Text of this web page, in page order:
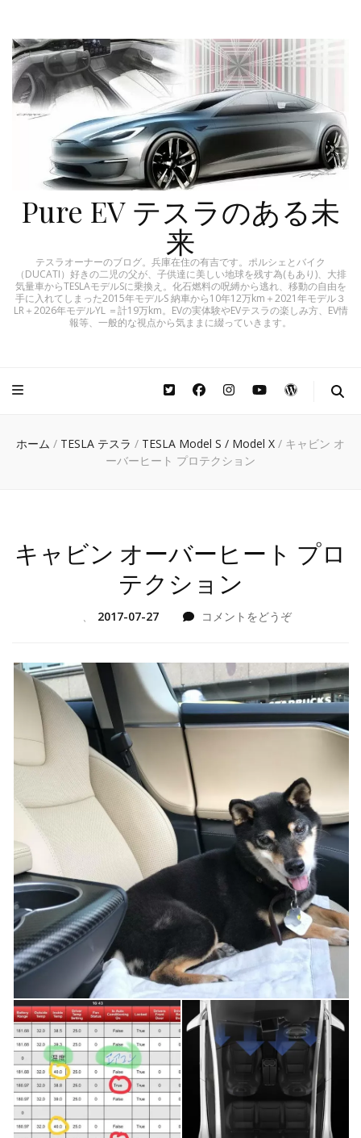
Pure EV テスラのある未
来
テスラオーナーのブログ。兵庫在住の有吉です。ポルシェとバイク
（DUCATI）好きの二児の父が、子供達に美しい地球を残す為(もあり)、大排
気量車からTESLAモデルSに乗換え。化石燃料の呪縛から逃れ、移動の自由を
手に入れてしまった2015年モデルS 納車から10年12万km＋2021年モデル３
LR＋2026年モデルYL ＝計19万km。EVの実体験やEVテスラの楽しみ方、EV情
報等、一般的な視点から気ままに綴っていきます。
ホーム / TESLA テスラ / TESLA Model S / Model X / キャビン オ
ーバーヒート プロテクション
キャビン オーバーヒート プロ
テクション
、 2017-07-27 コメントをどうぞ(キ
ン
オ
ー
バ
ト
プ
ロ
テ
ク
シ
ョ
ン)